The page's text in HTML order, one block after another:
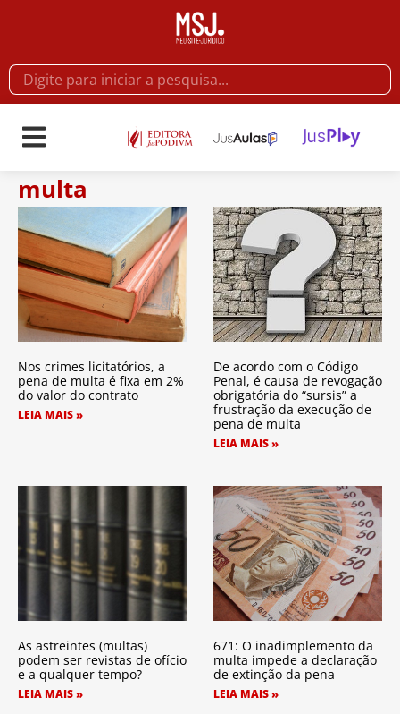
multa
Nos crimes licitatórios, a
pena de multa é fixa em 2%
do valor do contrato
LEIA MAIS »
De acordo com o Código
Penal, é causa de revogação
obrigatória do “sursis” a
frustração da execução de
pena de multa
LEIA MAIS »
As astreintes (multas)
podem ser revistas de ofício
e a qualquer tempo?
LEIA MAIS »
671: O inadimplemento da
multa impede a declaração
de extinção da pena
LEIA MAIS »